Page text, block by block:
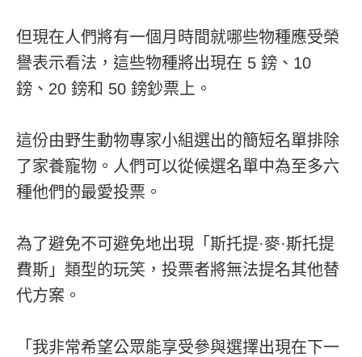
但現在人們將有一個月時間就哪些物種應受榮
譽表示看法，這些物種將出現在 5 鎊、10
鎊、20 鎊和 50 鎊鈔票上。
這份由野生動物專家小組選出的簡短名單排除
了家養寵物。人們可以從候選名單中為至多六
種他們的最愛投票。
為了避免不可避免地出現「斯托提·麥·斯托提
費斯」類型的玩笑，投票者將無法提名其他替
代方案。
「我非常希望公眾能享受參與選擇出現在下一